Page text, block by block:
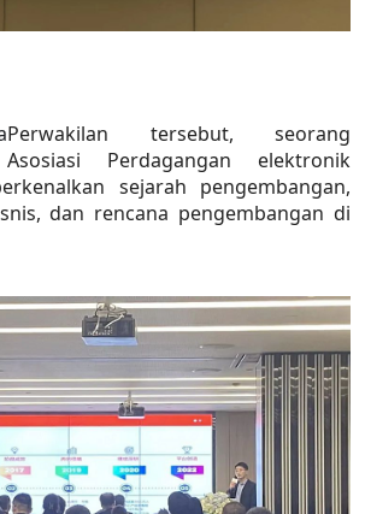
Perwakilan tersebut, seorang
Perdagangan elektronik
sejarah pengembangan,
dan rencana pengembangan di